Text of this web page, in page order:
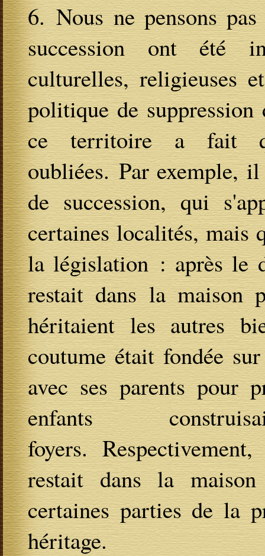
6. Nous ne pensons
succession ont été
culturelles, religieuses
politique de
ce territoire a fait
oubliées. Par exemple,
de succession, qui
certaines localités, mais
la législation : après le
restait dans la maison
héritaient les autres
coutume était fondée
avec ses parents pour
enfants
foyers.
restait dans la
certaines parties de la
héritage.